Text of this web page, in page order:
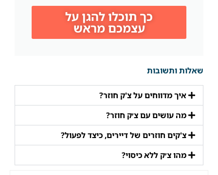
כך תוכלו להגן על
עצמכם מראש
שאלות ותשובות
איך מדווחים על צ'ק חוזר?
מה עושים עם צ׳ק חוזר?
צ'קים חוזרים של דיירים, כיצד לפעול?
מהו צ׳ק ללא כיסוי?